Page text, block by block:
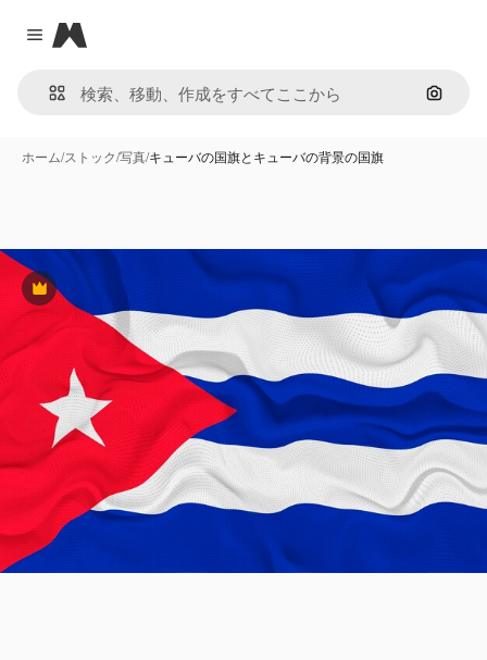
Close menu
Magnific
画像で
ホーム/ストック/写真/キューバの国旗とキューバの背景の国旗
Premium